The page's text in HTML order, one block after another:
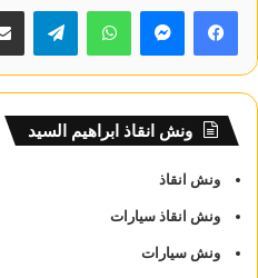
واتساب
ونش انقاذ ابراهيم السيد
ونش انقاذ
ونش انقاذ سيارات
ونش سيارات